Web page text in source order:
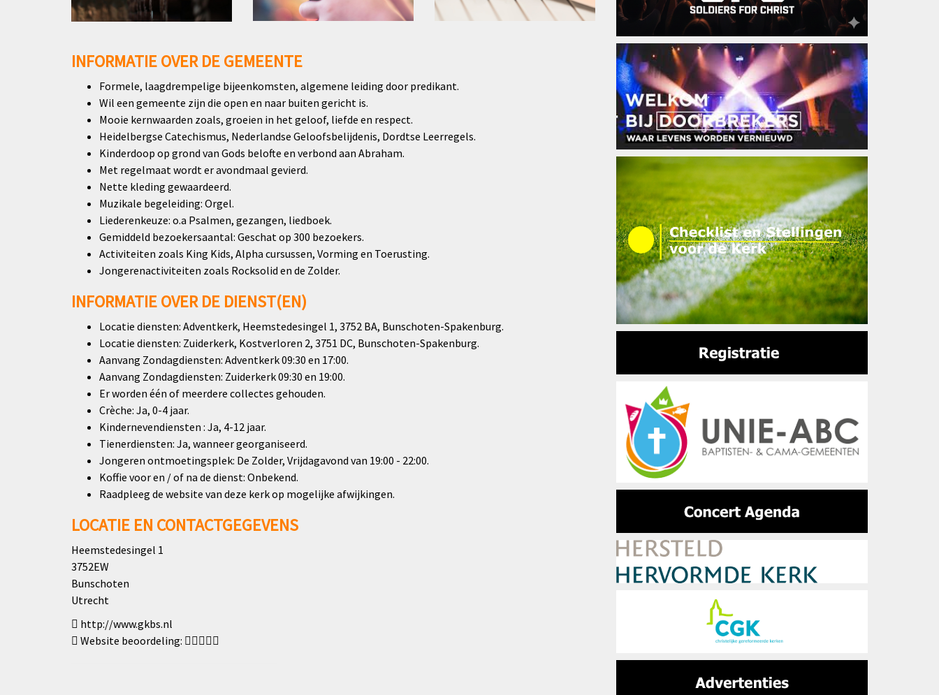
INFORMATIE OVER DE GEMEENTE
Formele, laagdrempelige bijeenkomsten, algemene leiding door predikant.
Wil een gemeente zijn die open en naar buiten gericht is.
Mooie kernwaarden zoals, groeien in het geloof, liefde en respect.
Heidelbergse Catechismus, Nederlandse Geloofsbelijdenis, Dordtse Leerregels.
Kinderdoop op grond van Gods belofte en verbond aan Abraham.
Met regelmaat wordt er avondmaal gevierd.
Nette kleding gewaardeerd.
Muzikale begeleiding: Orgel.
Liederenkeuze: o.a Psalmen, gezangen, liedboek.
Gemiddeld bezoekersaantal: Geschat op 300 bezoekers.
Activiteiten zoals King Kids, Alpha cursussen, Vorming en Toerusting.
Jongerenactiviteiten zoals Rocksolid en de Zolder.
INFORMATIE OVER DE DIENST(EN)
Locatie diensten: Adventkerk, Heemstedesingel 1, 3752 BA, Bunschoten-Spakenburg.
Locatie diensten: Zuiderkerk, Kostverloren 2, 3751 DC, Bunschoten-Spakenburg.
Aanvang Zondagdiensten: Adventkerk 09:30 en 17:00.
Aanvang Zondagdiensten: Zuiderkerk 09:30 en 19:00.
Er worden één of meerdere collectes gehouden.
Crèche: Ja, 0-4 jaar.
Kindernevendiensten : Ja, 4-12 jaar.
Tienerdiensten: Ja, wanneer georganiseerd.
Jongeren ontmoetingsplek: De Zolder, Vrijdagavond van 19:00 - 22:00.
Koffie voor en / of na de dienst: Onbekend.
Raadpleeg de website van deze kerk op mogelijke afwijkingen.
LOCATIE EN CONTACTGEGEVENS
Heemstedesingel 1
3752EW
Bunschoten
Utrecht
http://www.gkbs.nl
Website beoordeling: